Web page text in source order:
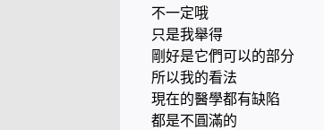
不一定哦
只是我舉得
剛好是它們可以的部分
所以我的看法
現在的醫學都有缺陷
都是不圓滿的